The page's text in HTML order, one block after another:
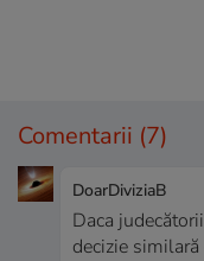
Comentarii (7)
DoarDiviziaB
Daca
decizie